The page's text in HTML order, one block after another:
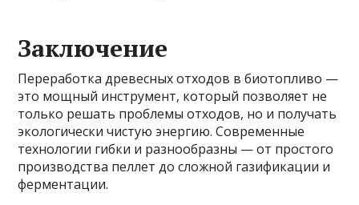
Заключение
Переработка древесных отходов в биотопливо —
это мощный инструмент, который позволяет не
только решать проблемы отходов, но и получать
экологически чистую энергию. Современные
технологии гибки и разнообразны — от простого
производства пеллет до сложной газификации и
ферментации.